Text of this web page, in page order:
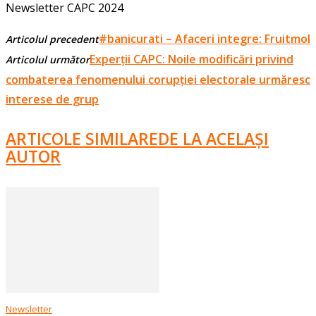
Newsletter CAPC 2024
Articolul precedent#banicurati – Afaceri integre: Fruitmol
Articolul următorExperții CAPC: Noile modificări privind
combaterea fenomenului corupției electorale urmăresc
interese de grup
ARTICOLE SIMILAREDE LA ACELAȘI
AUTOR
Newsletter